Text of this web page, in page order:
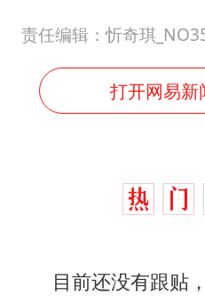
责任编辑：忻奇琪
打开网易新
目前还没有跟贴